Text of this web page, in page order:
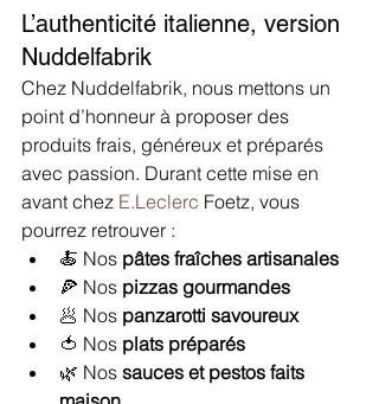
L’authenticité italienne, version
Nuddelfabrik
Chez Nuddelfabrik, nous mettons un
point d’honneur à proposer des
produits frais, généreux et préparés
avec passion. Durant cette mise en
avant chez E.Leclerc Foetz, vous
pourrez retrouver :
🍝 Nos pâtes fraîches artisanales
🍕 Nos pizzas gourmandes
🥟 Nos panzarotti savoureux
🍅 Nos plats préparés
🌿 Nos sauces et pestos faits